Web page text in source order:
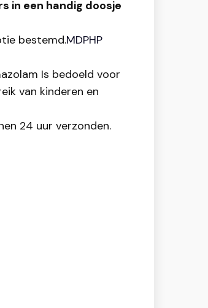
in een handig doosje
bestemd.MDPHP
Is bedoeld voor
van kinderen en
24 uur verzonden.